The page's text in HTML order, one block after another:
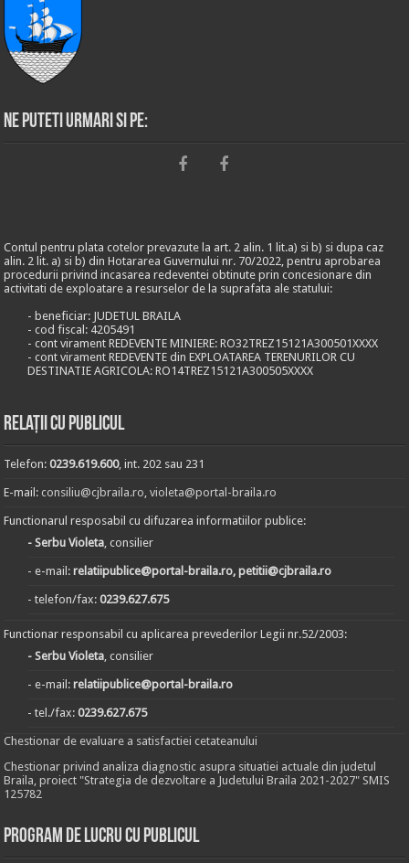
Ne puteti urmari si pe:
Contul pentru plata cotelor prevazute la art. 2 alin. 1 lit.a) si b) si dupa caz
alin. 2 lit. a) si b) din Hotararea Guvernului nr. 70/2022, pentru aprobarea
procedurii privind incasarea redeventei obtinute prin concesionare din
activitati de exploatare a resurselor de la suprafata ale statului:
- beneficiar: JUDETUL BRAILA
- cod fiscal: 4205491
- cont virament REDEVENTE MINIERE: RO32TREZ15121A300501XXXX
- cont virament REDEVENTE din EXPLOATAREA TERENURILOR CU
DESTINATIE AGRICOLA: RO14TREZ15121A300505XXXX
Relații cu publicul
Telefon:0239.619.600, int. 202 sau 231
E-mail:consiliu@cjbraila.ro,violeta@portal-braila.ro
Functionarul resposabil cu difuzarea informatiilor publice:
- Serbu Violeta, consilier
- e-mail:relatiipublice@portal-braila.ro, petitii@cjbraila.ro
- telefon/fax:0239.627.675
Functionar responsabil cu aplicarea prevederilor Legii nr.52/2003:
- Serbu Violeta, consilier
- e-mail:relatiipublice@portal-braila.ro
- tel./fax:0239.627.675
Chestionar de evaluare a satisfactiei cetateanului
Chestionar privind analiza diagnostic asupra situatiei actuale din judetul
Braila, proiect "Strategia de dezvoltare a Judetului Braila 2021-2027" SMIS
125782
Program de lucru cu publicul